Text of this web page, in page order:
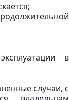
в
случаи, с